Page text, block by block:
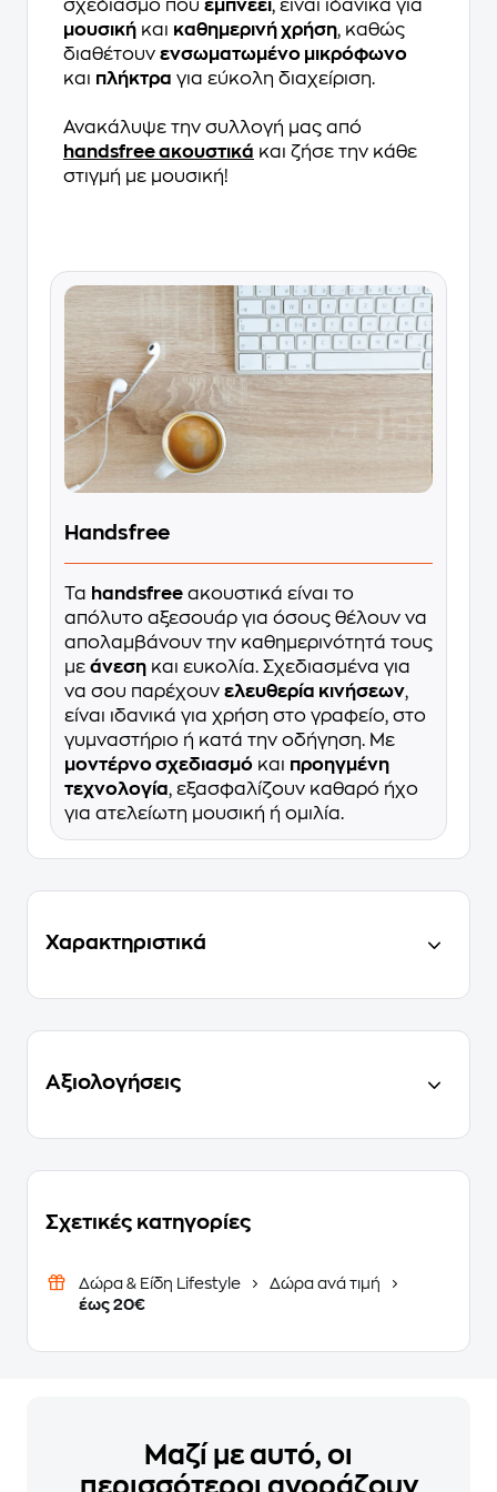
σχεδιασμό που εμπνέει, είναι ιδανικά για
μουσική και καθημερινή χρήση, καθώς
διαθέτουν ενσωματωμένο μικρόφωνο
και πλήκτρα για εύκολη διαχείριση.
Ανακάλυψε την συλλογή μας από
handsfree ακουστικά και ζήσε την κάθε
στιγμή με μουσική!
Handsfree
Τα handsfree ακουστικά είναι το
απόλυτο αξεσουάρ για όσους θέλουν να
απολαμβάνουν την καθημερινότητά τους
με άνεση και ευκολία. Σχεδιασμένα για
να σου παρέχουν ελευθερία κινήσεων,
είναι ιδανικά για χρήση στο γραφείο, στο
γυμναστήριο ή κατά την οδήγηση. Με
μοντέρνο σχεδιασμό και προηγμένη
τεχνολογία, εξασφαλίζουν καθαρό ήχο
για ατελείωτη μουσική ή ομιλία.
Χαρακτηριστικά
Αξιολογήσεις
Σχετικές κατηγορίες
Δώρα & Είδη Lifestyle
Δώρα ανά τιμή
έως 20€
Μαζί με αυτό, οι
περισσότεροι αγοράζουν